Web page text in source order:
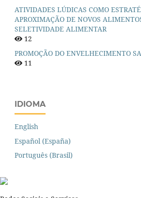
ATIVIDADES LÚDICAS COMO
APROXIMAÇÃO DE NOVOS
SELETIVIDADE ALIMENTAR
12
PROMOÇÃO DO ENVELHECIMENTO
11
IDIOMA
English
Español (España)
Português (Brasil)